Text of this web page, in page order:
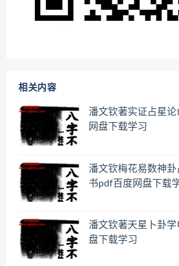
相关内容
潘文钦著实证占星
网盘下载学习
潘文钦梅花易数神
书pdf百度网盘下载
潘文钦著天星卜卦
盘下载学习